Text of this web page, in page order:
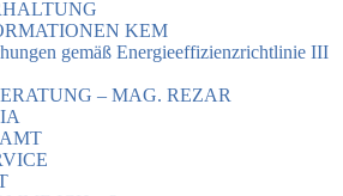
KEM
gemäß Energieeffizienzrichtlinie III
– MAG. REZAR